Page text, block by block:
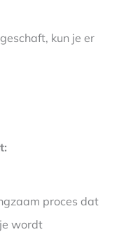
kun je er
proces dat
wordt